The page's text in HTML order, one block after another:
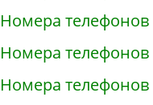
Номера
Номера телефонов
Номера телефонов